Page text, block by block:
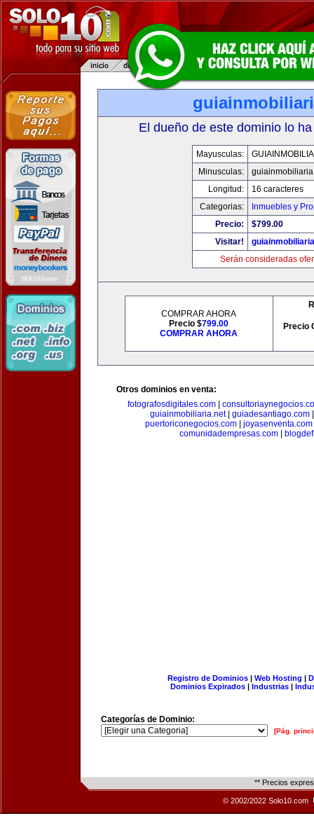
El dueño de este dominio lo
Mayusculas:
Minusculas:
Longitud:
16 caracteres
Categorias:
Inmuebles y
Precio:
$799.00
Visitar!
Serán consideradas
COMPRAR AHORA
Precio $799.00
COMPRAR AHORA
Precio
Otros dominios en venta:
fotografosdigitales.com
guiainmobiliaria.net| guiadesantiago.com
puertoriconegocios.com
joyasenventa.com
comunidadempresas.com
Registro de Dominios| Web Hosting |
Dominios Expirados | Industrias |
Categorías de Dominio:
[Pág.
** Precios
© 2002/2022 Solo10.com